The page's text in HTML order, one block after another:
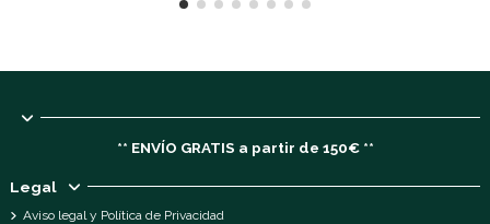
** ENVÍO GRATIS a partir de 150€ **
Legal
Aviso legal y Política de Privacidad